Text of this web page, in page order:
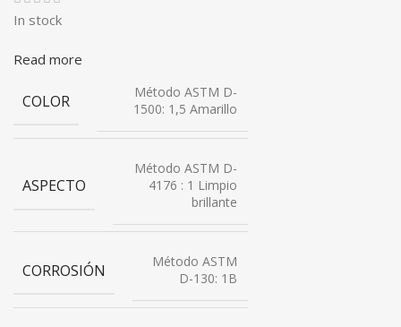
In stock
Read more
COLOR
Método ASTM D-
1500: 1,5 Amarillo
ASPECTO
Método ASTM D-
4176 : 1 Limpio
brillante
CORROSIÓN
Método ASTM
D-130: 1B